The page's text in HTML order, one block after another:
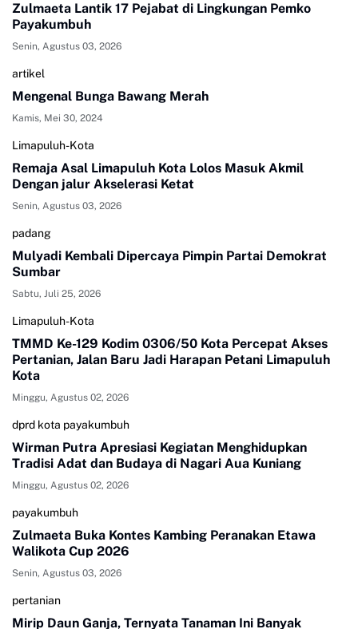
Zulmaeta Lantik 17 Pejabat di Lingkungan Pemko
Payakumbuh
Senin, Agustus 03, 2026
artikel
Mengenal Bunga Bawang Merah
Kamis, Mei 30, 2024
Limapuluh-Kota
Remaja Asal Limapuluh Kota Lolos Masuk Akmil
Dengan jalur Akselerasi Ketat
Senin, Agustus 03, 2026
padang
Mulyadi Kembali Dipercaya Pimpin Partai Demokrat
Sumbar
Sabtu, Juli 25, 2026
Limapuluh-Kota
TMMD Ke-129 Kodim 0306/50 Kota Percepat Akses
Pertanian, Jalan Baru Jadi Harapan Petani Limapuluh
Kota
Minggu, Agustus 02, 2026
dprd kota payakumbuh
Wirman Putra Apresiasi Kegiatan Menghidupkan
Tradisi Adat dan Budaya di Nagari Aua Kuniang
Minggu, Agustus 02, 2026
payakumbuh
Zulmaeta Buka Kontes Kambing Peranakan Etawa
Walikota Cup 2026
Senin, Agustus 03, 2026
pertanian
Mirip Daun Ganja, Ternyata Tanaman Ini Banyak